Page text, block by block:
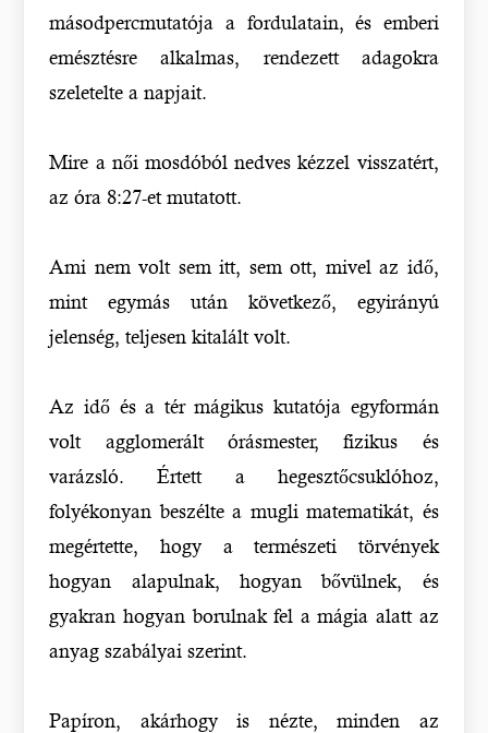
másodpercmutatója a fordulatain, és emberi
emésztésre alkalmas, rendezett adagokra
szeletelte a napjait.
Mire a női mosdóból nedves kézzel visszatért,
az óra 8:27-et mutatott.
Ami nem volt sem itt, sem ott, mivel az idő,
mint egymás után következő, egyirányú
jelenség, teljesen kitalált volt.
Az idő és a tér mágikus kutatója egyformán
volt agglomerált órásmester, fizikus és
varázsló. Értett a hegesztőcsuklóhoz,
folyékonyan beszélte a mugli matematikát, és
megértette, hogy a természeti törvények
hogyan alapulnak, hogyan bővülnek, és
gyakran hogyan borulnak fel a mágia alatt az
anyag szabályai szerint.
Papíron, akárhogy is nézte, minden az